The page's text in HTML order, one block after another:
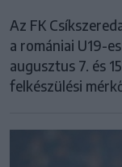
Az FK
a romániai U19-
augusztus 7. és
felkészülési